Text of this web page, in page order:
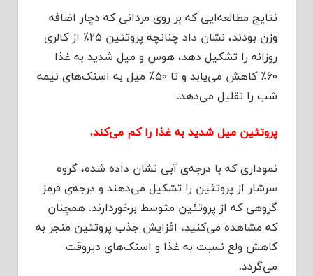
نتایج مطالعه‌ایی که بر روی مردانی که دچار اضافه
وزن بودند، نشان داد چنانچه پروتئین ۲۵٪ از کالری
روزانه را تشکیل دهد، هوس و میل شدید به غذا
۶۰٪ کاهش می‌یابد و تا ۵۰٪ میل به اسنک‌های نیمه
شب را تقلیل می‌دهد.
پروتئین میل شدید به غذا را کم می‌کند.
نموداری که با درجه‌ی آبی نشان داده شده، گروه
سرشار از پروتئین را تشکیل می‌دهند و درجه‌ی قرمز
گروهی که از پروتئین متوسط برخوردارند. همچنان
که مشاهده می‌کنید، افزایش جذب پروتئین منجر به
کاهش ولع نسبت به غذا و اسنک‌های دیروقت
می‌گردد.